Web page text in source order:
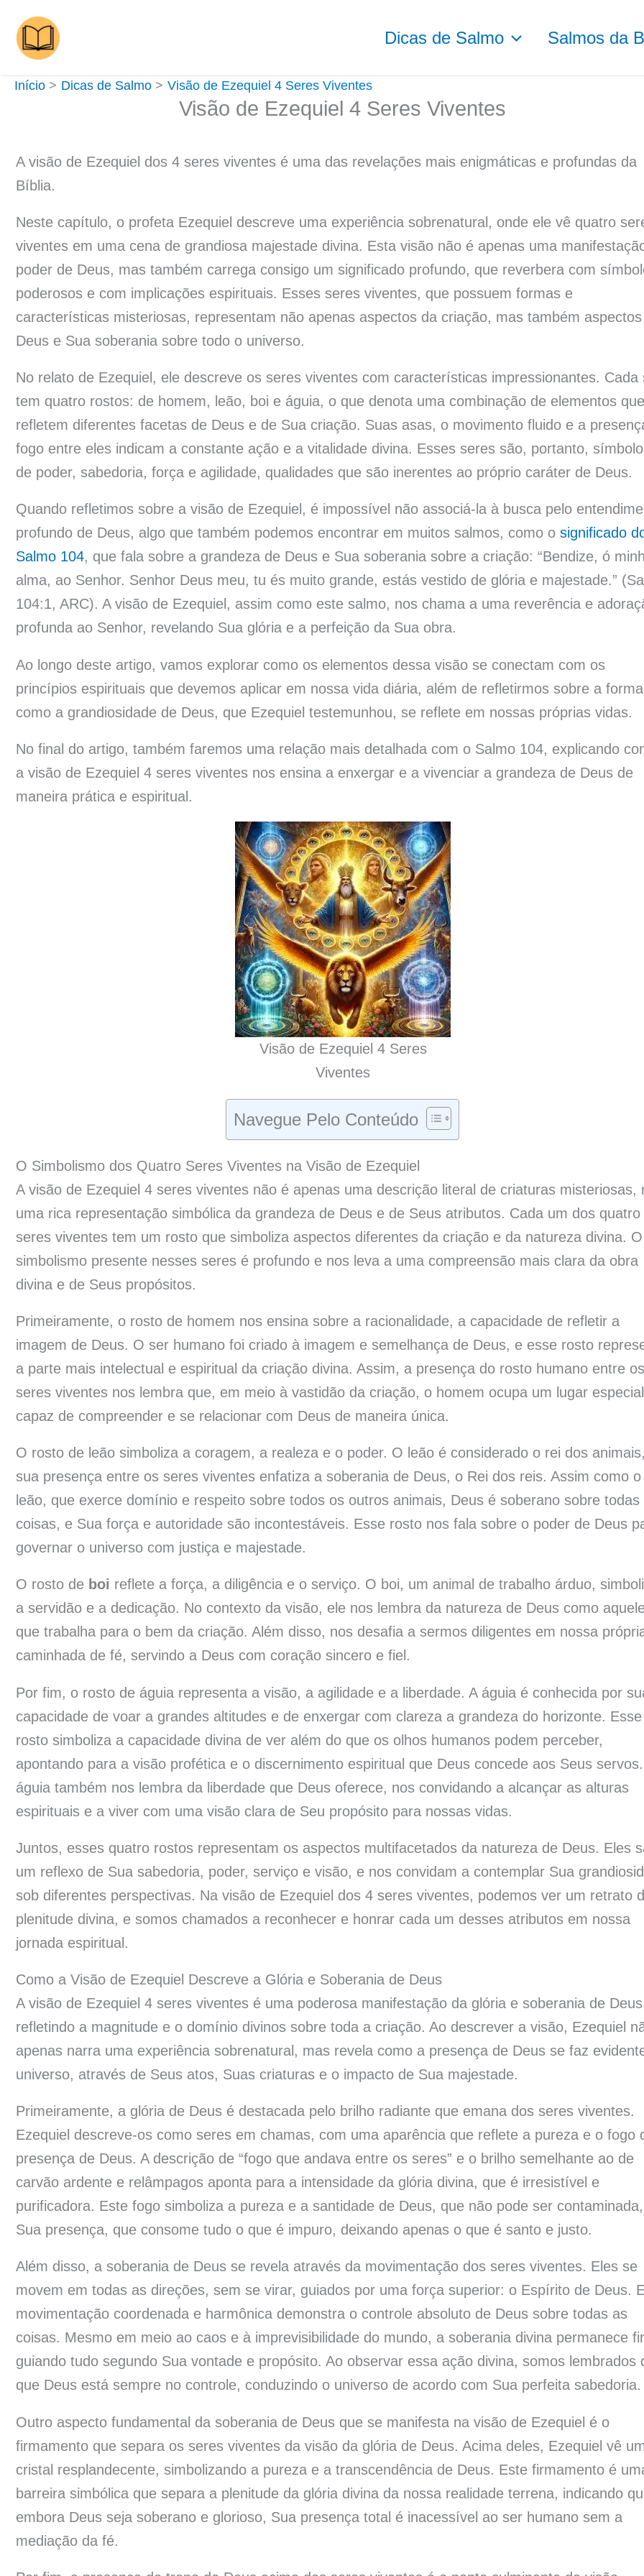
para
conteúdo
Dicas de Salmo Salmos da
Início Dicas de Salmo Visão de Ezequiel 4 Seres Viventes
Visão de Ezequiel 4 Seres Viventes
A visão de Ezequiel dos 4 seres viventes é uma das revelações mais enigmáticas e profundas da
Bíblia.
Neste capítulo, o profeta Ezequiel descreve uma experiência sobrenatural, onde ele vê quatro
viventes em uma cena de grandiosa majestade divina. Esta visão não é apenas uma
poder de Deus, mas também carrega consigo um significado profundo, que reverbera com
poderosos e com implicações espirituais. Esses seres viventes, que possuem formas e
características misteriosas, representam não apenas aspectos da criação, mas também
Deus e Sua soberania sobre todo o universo.
No relato de Ezequiel, ele descreve os seres viventes com características impressionantes. Cada
tem quatro rostos: de homem, leão, boi e águia, o que denota uma combinação de elementos que
refletem diferentes facetas de Deus e de Sua criação. Suas asas, o movimento fluido e a
fogo entre eles indicam a constante ação e a vitalidade divina. Esses seres são, portanto,
de poder, sabedoria, força e agilidade, qualidades que são inerentes ao próprio caráter de Deus.
Quando refletimos sobre a visão de Ezequiel, é impossível não associá-la à busca pelo
profundo de Deus, algo que também podemos encontrar em muitos salmos, como o significado
Salmo 104, que fala sobre a grandeza de Deus e Sua soberania sobre a criação: “Bendize, ó
alma, ao Senhor. Senhor Deus meu, tu és muito grande, estás vestido de glória e majestade.”
104:1, ARC). A visão de Ezequiel, assim como este salmo, nos chama a uma reverência e
profunda ao Senhor, revelando Sua glória e a perfeição da Sua obra.
Ao longo deste artigo, vamos explorar como os elementos dessa visão se conectam com os
princípios espirituais que devemos aplicar em nossa vida diária, além de refletirmos sobre a forma
como a grandiosidade de Deus, que Ezequiel testemunhou, se reflete em nossas próprias vidas.
No final do artigo, também faremos uma relação mais detalhada com o Salmo 104, explicando
a visão de Ezequiel 4 seres viventes nos ensina a enxergar e a vivenciar a grandeza de Deus de
maneira prática e espiritual.
Visão de Ezequiel 4 Seres
Viventes
Navegue Pelo Conteúdo
O Simbolismo dos Quatro Seres Viventes na Visão de Ezequiel
A visão de Ezequiel 4 seres viventes não é apenas uma descrição literal de criaturas misteriosas,
uma rica representação simbólica da grandeza de Deus e de Seus atributos. Cada um dos quatro
seres viventes tem um rosto que simboliza aspectos diferentes da criação e da natureza divina. O
simbolismo presente nesses seres é profundo e nos leva a uma compreensão mais clara da obra
divina e de Seus propósitos.
Primeiramente, o rosto de homem nos ensina sobre a racionalidade, a capacidade de refletir a
imagem de Deus. O ser humano foi criado à imagem e semelhança de Deus, e esse rosto
a parte mais intelectual e espiritual da criação divina. Assim, a presença do rosto humano entre os
seres viventes nos lembra que, em meio à vastidão da criação, o homem ocupa um lugar
capaz de compreender e se relacionar com Deus de maneira única.
O rosto de leão simboliza a coragem, a realeza e o poder. O leão é considerado o rei dos
sua presença entre os seres viventes enfatiza a soberania de Deus, o Rei dos reis. Assim como o
leão, que exerce domínio e respeito sobre todos os outros animais, Deus é soberano sobre todas
coisas, e Sua força e autoridade são incontestáveis. Esse rosto nos fala sobre o poder de Deus
governar o universo com justiça e majestade.
O rosto de boi reflete a força, a diligência e o serviço. O boi, um animal de trabalho árduo,
a servidão e a dedicação. No contexto da visão, ele nos lembra da natureza de Deus como
que trabalha para o bem da criação. Além disso, nos desafia a sermos diligentes em nossa
caminhada de fé, servindo a Deus com coração sincero e fiel.
Por fim, o rosto de águia representa a visão, a agilidade e a liberdade. A águia é conhecida por
capacidade de voar a grandes altitudes e de enxergar com clareza a grandeza do horizonte. Esse
rosto simboliza a capacidade divina de ver além do que os olhos humanos podem perceber,
apontando para a visão profética e o discernimento espiritual que Deus concede aos Seus
águia também nos lembra da liberdade que Deus oferece, nos convidando a alcançar as alturas
espirituais e a viver com uma visão clara de Seu propósito para nossas vidas.
Juntos, esses quatro rostos representam os aspectos multifacetados da natureza de Deus. Eles
um reflexo de Sua sabedoria, poder, serviço e visão, e nos convidam a contemplar Sua
sob diferentes perspectivas. Na visão de Ezequiel dos 4 seres viventes, podemos ver um retrato
plenitude divina, e somos chamados a reconhecer e honrar cada um desses atributos em nossa
jornada espiritual.
Como a Visão de Ezequiel Descreve a Glória e Soberania de Deus
A visão de Ezequiel 4 seres viventes é uma poderosa manifestação da glória e soberania de
refletindo a magnitude e o domínio divinos sobre toda a criação. Ao descrever a visão, Ezequiel
apenas narra uma experiência sobrenatural, mas revela como a presença de Deus se faz
universo, através de Seus atos, Suas criaturas e o impacto de Sua majestade.
Primeiramente, a glória de Deus é destacada pelo brilho radiante que emana dos seres viventes.
Ezequiel descreve-os como seres em chamas, com uma aparência que reflete a pureza e o fogo
presença de Deus. A descrição de “fogo que andava entre os seres” e o brilho semelhante ao de
carvão ardente e relâmpagos aponta para a intensidade da glória divina, que é irresistível e
purificadora. Este fogo simboliza a pureza e a santidade de Deus, que não pode ser
Sua presença, que consome tudo o que é impuro, deixando apenas o que é santo e justo.
Além disso, a soberania de Deus se revela através da movimentação dos seres viventes. Eles se
movem em todas as direções, sem se virar, guiados por uma força superior: o Espírito de Deus.
movimentação coordenada e harmônica demonstra o controle absoluto de Deus sobre todas as
coisas. Mesmo em meio ao caos e à imprevisibilidade do mundo, a soberania divina permanece
guiando tudo segundo Sua vontade e propósito. Ao observar essa ação divina, somos lembrados
que Deus está sempre no controle, conduzindo o universo de acordo com Sua perfeita sabedoria.
Outro aspecto fundamental da soberania de Deus que se manifesta na visão de Ezequiel é o
firmamento que separa os seres viventes da visão da glória de Deus. Acima deles, Ezequiel vê
cristal resplandecente, simbolizando a pureza e a transcendência de Deus. Este firmamento é
barreira simbólica que separa a plenitude da glória divina da nossa realidade terrena, indicando
embora Deus seja soberano e glorioso, Sua presença total é inacessível ao ser humano sem a
mediação da fé.